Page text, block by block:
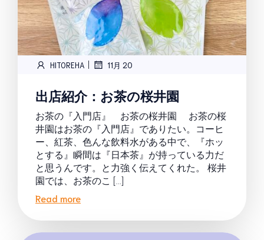
HITOREHA | 11月 20
出店紹介：お茶の桜井園
お茶の『入門店』 お茶の桜井園 お茶の桜
井園はお茶の『入門店』でありたい。コーヒ
ー、紅茶、色んな飲料水がある中で、『ホッ
とする』瞬間は『日本茶』が持っている力だ
と思うんです。と力強く伝えてくれた。 桜井
園では、お茶のこ […]
Read more